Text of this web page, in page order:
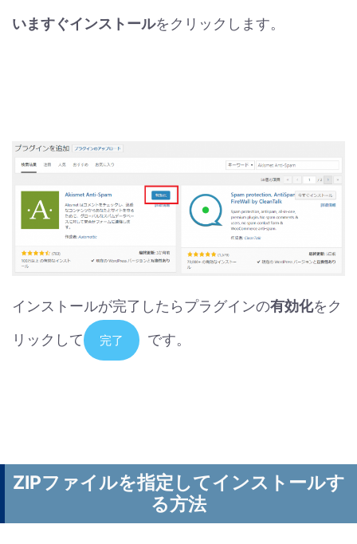
いますぐインストールをクリックします。
インストールが完了したらプラグインの有効化をク
リックして
完了 です。
ZIPファイルを指定してインストールす
る方法